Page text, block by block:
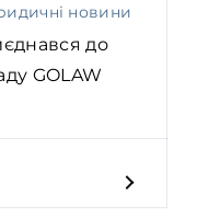
новини
до
GOLAW